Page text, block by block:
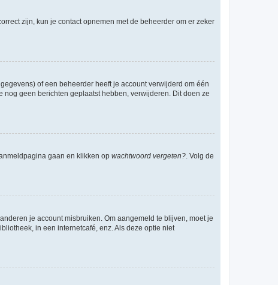
zijn, kun je contact opnemen met de beheerder om er zeker
of een beheerder heeft je account verwijderd om één
geen berichten geplaatst hebben, verwijderen. Dit doen ze
gaan en klikken op wachtwoord vergeten? . Volg de
je account misbruiken. Om aangemeld te blijven, moet je
in een internetcafé, enz. Als deze optie niet